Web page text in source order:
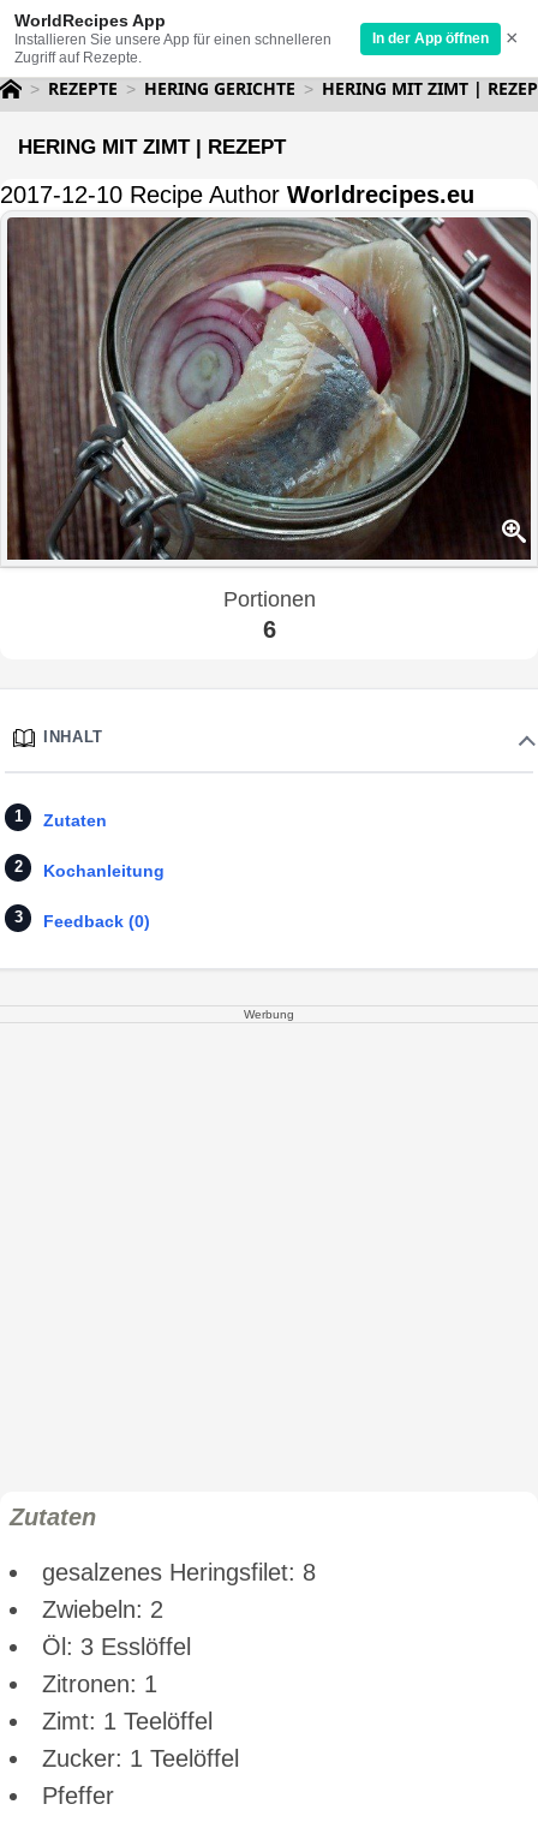
WorldRecipes App
Installieren Sie unsere App für einen schnelleren
Zugriff auf Rezepte.
In der App öffnen ×
REZEPTE HERING GERICHTE HERING MIT ZIMT |
HERING MIT ZIMT | REZEPT
2017-12-10 Recipe Author Worldrecipes.eu
Portionen
6
INHALT
Zutaten
Kochanleitung
Feedback (0)
Werbung
Zutaten
gesalzenes Heringsfilet: 8
Zwiebeln: 2
Öl: 3 Esslöffel
Zitronen: 1
Zimt: 1 Teelöffel
Zucker: 1 Teelöffel
Pfeffer